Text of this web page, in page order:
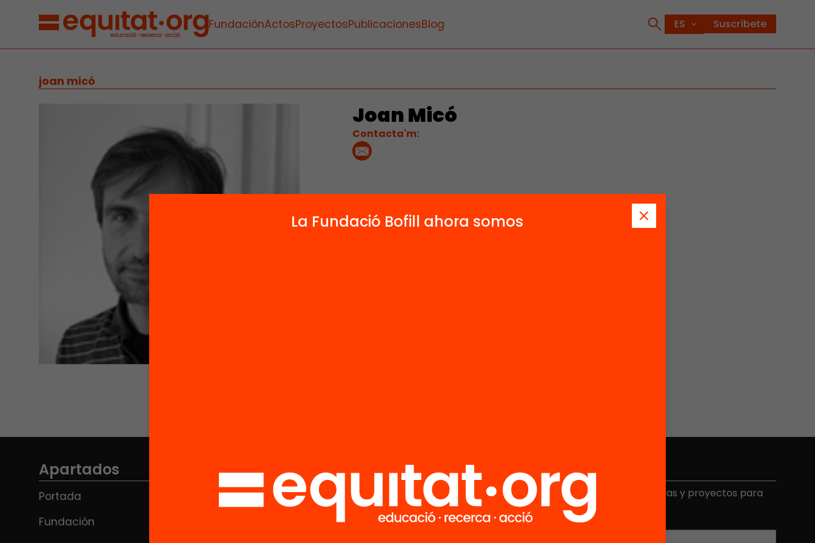
FundaciónActosProyectosPublicacionesBlog Suscríbete
joan micó
Joan Micó
Contacta'm:
Elige equidad
Recibe contenidos, iniciativas y proyectos para
implicarte.
Correo electrónico
Apartados
Portada
Fundación
FAQS
HUB Social
La Fundació Bofill ahora somos